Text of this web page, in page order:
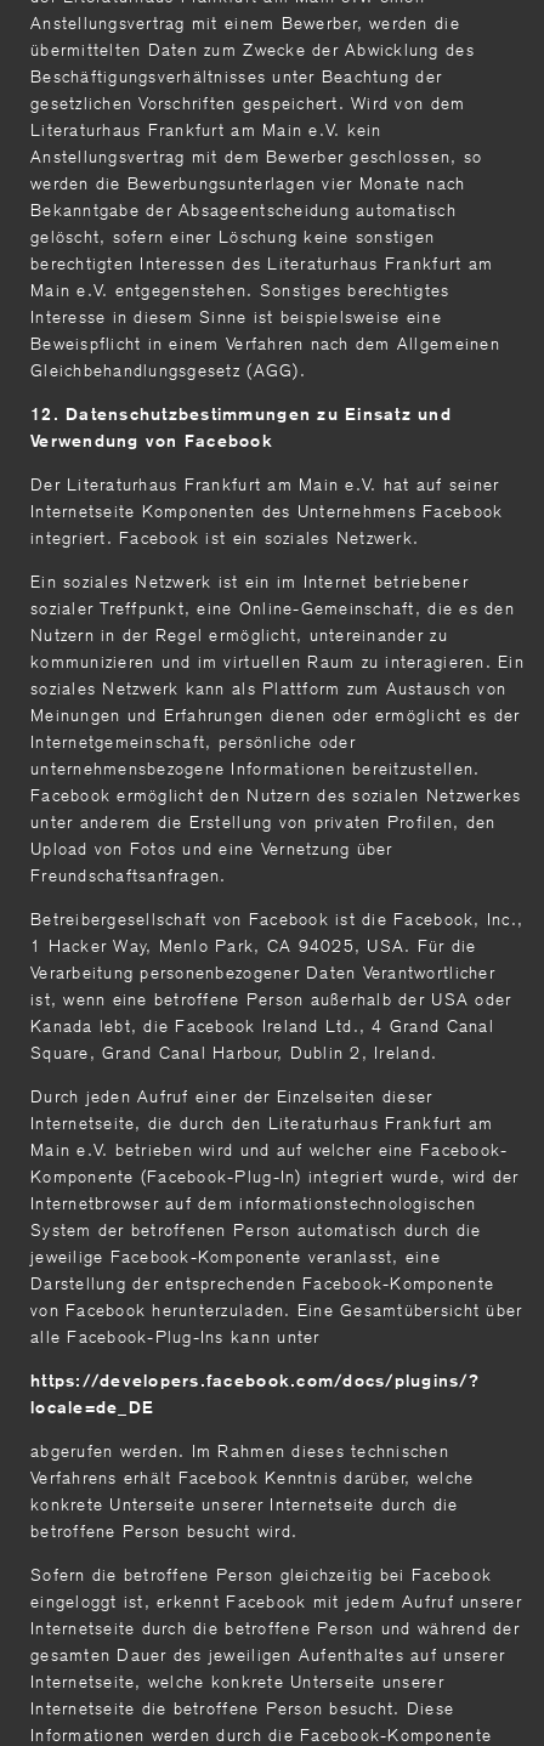
Anstellungsvertrag mit einem Bewerber, werden die
übermittelten Daten zum Zwecke der Abwicklung des
Beschäftigungsverhältnisses unter Beachtung der
gesetzlichen Vorschriften gespeichert. Wird von dem
Literaturhaus Frankfurt am Main e.V. kein
Anstellungsvertrag mit dem Bewerber geschlossen, so
werden die Bewerbungsunterlagen vier Monate nach
Bekanntgabe der Absageentscheidung automatisch
gelöscht, sofern einer Löschung keine sonstigen
berechtigten Interessen des Literaturhaus Frankfurt am
Main e.V. entgegenstehen. Sonstiges berechtigtes
Interesse in diesem Sinne ist beispielsweise eine
Beweispflicht in einem Verfahren nach dem Allgemeinen
Gleichbehandlungsgesetz (AGG).
12. Datenschutzbestimmungen zu Einsatz und
Verwendung von Facebook
Der Literaturhaus Frankfurt am Main e.V. hat auf seiner
Internetseite Komponenten des Unternehmens Facebook
integriert. Facebook ist ein soziales Netzwerk.
Ein soziales Netzwerk ist ein im Internet betriebener
sozialer Treffpunkt, eine Online-Gemeinschaft, die es den
Nutzern in der Regel ermöglicht, untereinander zu
kommunizieren und im virtuellen Raum zu interagieren. Ein
soziales Netzwerk kann als Plattform zum Austausch von
Meinungen und Erfahrungen dienen oder ermöglicht es der
Internetgemeinschaft, persönliche oder
unternehmensbezogene Informationen bereitzustellen.
Facebook ermöglicht den Nutzern des sozialen Netzwerkes
unter anderem die Erstellung von privaten Profilen, den
Upload von Fotos und eine Vernetzung über
Freundschaftsanfragen.
Betreibergesellschaft von Facebook ist die Facebook, Inc.,
1 Hacker Way, Menlo Park, CA 94025, USA. Für die
Verarbeitung personenbezogener Daten Verantwortlicher
ist, wenn eine betroffene Person außerhalb der USA oder
Kanada lebt, die Facebook Ireland Ltd., 4 Grand Canal
Square, Grand Canal Harbour, Dublin 2, Ireland.
Durch jeden Aufruf einer der Einzelseiten dieser
Internetseite, die durch den Literaturhaus Frankfurt am
Main e.V. betrieben wird und auf welcher eine Facebook-
Komponente (Facebook-Plug-In) integriert wurde, wird der
Internetbrowser auf dem informationstechnologischen
System der betroffenen Person automatisch durch die
jeweilige Facebook-Komponente veranlasst, eine
Darstellung der entsprechenden Facebook-Komponente
von Facebook herunterzuladen. Eine Gesamtübersicht über
alle Facebook-Plug-Ins kann unter
https://developers.facebook.com/docs/plugins/?
locale=de_DE
abgerufen werden. Im Rahmen dieses technischen
Verfahrens erhält Facebook Kenntnis darüber, welche
konkrete Unterseite unserer Internetseite durch die
betroffene Person besucht wird.
Sofern die betroffene Person gleichzeitig bei Facebook
eingeloggt ist, erkennt Facebook mit jedem Aufruf unserer
Internetseite durch die betroffene Person und während der
gesamten Dauer des jeweiligen Aufenthaltes auf unserer
Internetseite, welche konkrete Unterseite unserer
Internetseite die betroffene Person besucht. Diese
Informationen werden durch die Facebook-Komponente